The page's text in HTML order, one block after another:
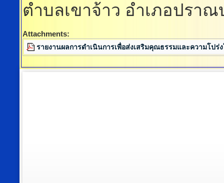
ตำบลเขาจ้าว อำเภอปรา
Attachments:
รายงานผลการดำเนินการเพื่อส่งเสริมคุณธรรมและความโปร่